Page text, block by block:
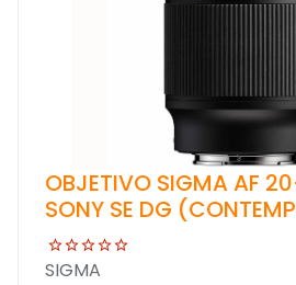
OBJETIVO SIGMA AF
SONY SE DG
SIGMA